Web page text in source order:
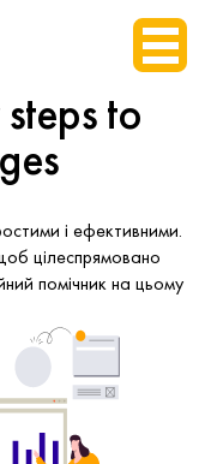
to
і ефективними.
цілеспрямовано
помічник на цьому